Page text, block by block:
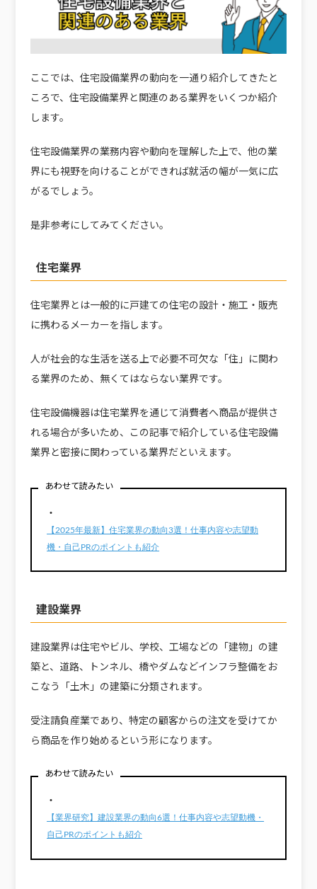
ここでは、住宅設備業界の動向を一通り紹介してきたと
ころで、住宅設備業界と関連のある業界をいくつか紹介
します。
住宅設備業界の業務内容や動向を理解した上で、他の業
界にも視野を向けることができれば就活の幅が一気に広
がるでしょう。
是非参考にしてみてください。
住宅業界
住宅業界とは一般的に戸建ての住宅の設計・施工・販売
に携わるメーカーを指します。
人が社会的な生活を送る上で必要不可欠な「住」に関わ
る業界のため、無くてはならない業界です。
住宅設備機器は住宅業界を通じて消費者へ商品が提供さ
れる場合が多いため、この記事で紹介している住宅設備
業界と密接に関わっている業界だといえます。
あわせて読みたい
・
【2025年最新】住宅業界の動向3選！仕事内容や志望動
機・自己PRのポイントも紹介
建設業界
建設業界は住宅やビル、学校、工場などの「建物」の建
築と、道路、トンネル、橋やダムなどインフラ整備をお
こなう「土木」の建築に分類されます。
受注請負産業であり、特定の顧客からの注文を受けてか
ら商品を作り始めるという形になります。
あわせて読みたい
・
【業界研究】建設業界の動向6選！仕事内容や志望動機・
自己PRのポイントも紹介